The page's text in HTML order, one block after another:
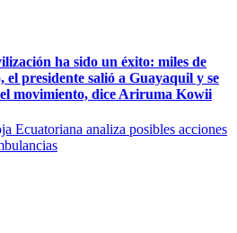
ha sido un éxito: miles de
presidente salió a Guayaquil y se
movimiento, dice Ariruma Kowii